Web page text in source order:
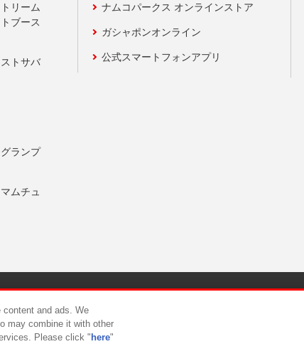
リーム
ブース
トサバ
ランプ
ムチュ
ナムコパークス オンラインストア
ガシャポンオンライン
公式スマートフォンアプリ
ーハラスメント対応方針
and ads. We
may combine it with other
Please click " here"